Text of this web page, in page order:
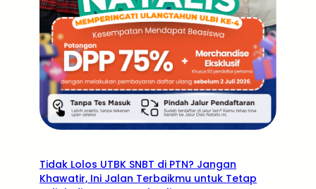
Tidak Lolos UTBK SNBT di PTN? Jangan
Khawatir, Ini Jalan Terbaikmu untuk Tetap